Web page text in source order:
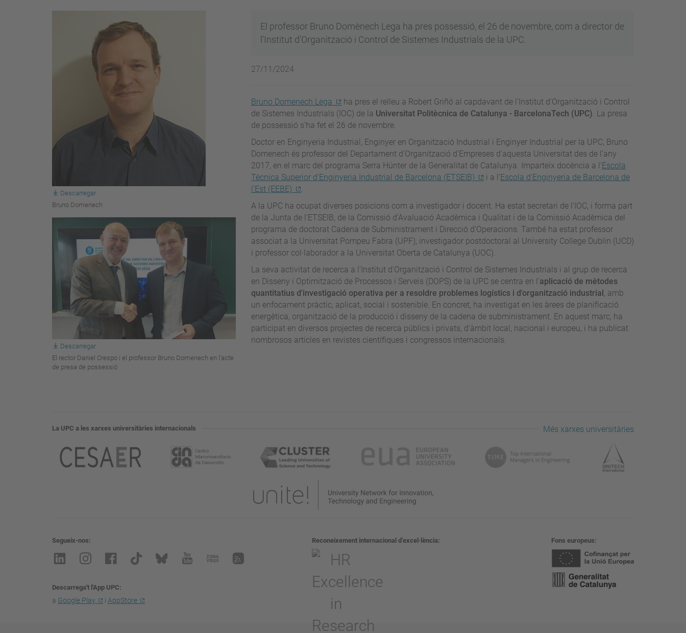
Descarregar
Bruno Domenech
Descarregar
El rector Daniel Crespo i el professor Bruno Domenech en l'acte
de presa de possessió
El professor Bruno Domènech Lega ha pres possessió, el 26 de novembre, com a director de
l'Institut d'Organització i Control de Sistemes Industrials de la UPC.
27/11/2024
Bruno Domenech Lega
ha pres el relleu a Robert Griñó al capdavant de l'Institut d'Organització i Control
de Sistemes Industrials (IOC) de la Universitat Politècnica de Catalunya - BarcelonaTech (UPC). La presa
de possessió s'ha fet el 26 de novembre.
Doctor en Enginyeria Industrial, Enginyer en Organització Industrial i Enginyer Industrial per la UPC, Bruno
Domenech és professor del Departament d'Organització d'Empreses d'aquesta Universitat des de l'any
2017, en el marc del programa Serra Húnter de la Generalitat de Catalunya. Imparteix docència a l'Escola
Tècnica Superior d'Enginyeria Industrial de Barcelona (ETSEIB)
i a l'Escola d'Enginyeria de Barcelona de
l'Est (EEBE)
.
A la UPC ha ocupat diverses posicions com a investigador i docent. Ha estat secretari de l’IOC, i forma part
de la Junta de l’ETSEIB, de la Comissió d’Avaluació Acadèmica i Qualitat i de la Comissió Acadèmica del
programa de doctorat Cadena de Subministrament i Direcció d'Operacions. També ha estat professor
associat a la Universitat Pompeu Fabra (UPF), investigador postdoctoral al University College Dublin (UCD)
i professor col·laborador a la Universitat Oberta de Catalunya (UOC).
La seva activitat de recerca a l'Institut d'Organització i Control de Sistemes Industrials i al grup de recerca
en Disseny i Optimització de Processos i Serveis (DOPS) de la UPC se centra en l'aplicació de mètodes
quantitatius d'investigació operativa per a resoldre problemes logístics i d'organització industrial , amb
un enfocament pràctic, aplicat, social i sostenible. En concret, ha investigat en les àrees de planificació
energètica, organització de la producció i disseny de la cadena de subministrament. En aquest marc, ha
participat en diversos projectes de recerca públics i privats, d’àmbit local, nacional i europeu, i ha publicat
nombrosos articles en revistes científiques i congressos internacionals.
La UPC a les xarxes universitàries internacionals Més xarxes universitàries
Segueix-nos
Descarrega't l'App UPC
a Google Play i AppStore
Reconeixement internacional d’excel·lència Fons europeus